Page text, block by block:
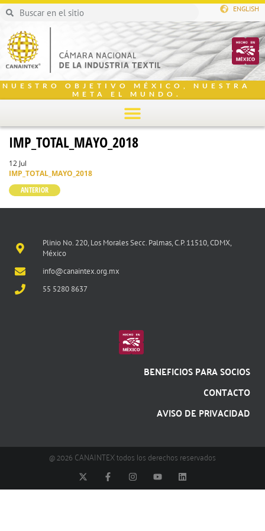
ENGLISH
NUESTRO OBJETIVO MÉXICO, NUESTRA
META EL MUNDO.
IMP_TOTAL_MAYO_2018
12 Jul
IMP_TOTAL_MAYO_2018
ANTERIOR
Plinio No. 220, Los Morales Secc. Palmas, C.P. 11510, CDMX,
México
info@canaintex.org.mx
55 5280 8637
BENEFICIOS PARA SOCIOS
CONTACTO
AVISO DE PRIVACIDAD
@ 2026 CANAINTEX todos los derechos reservados